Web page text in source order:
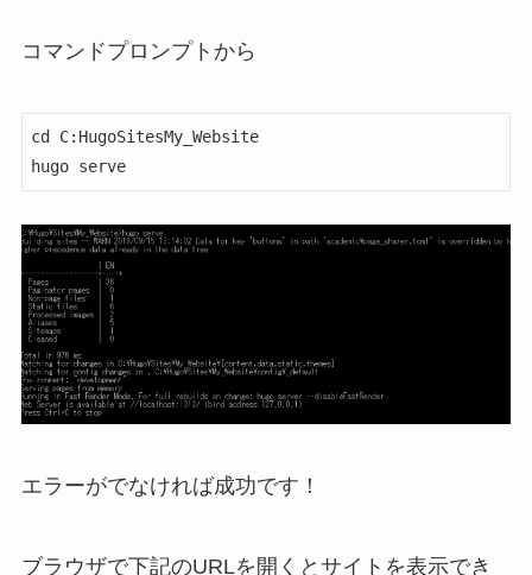
コマンドプロンプトから
cd C:HugoSitesMy_Website
hugo serve
エラーがでなければ成功です！
ブラウザで下記のURLを開くとサイトを表示でき